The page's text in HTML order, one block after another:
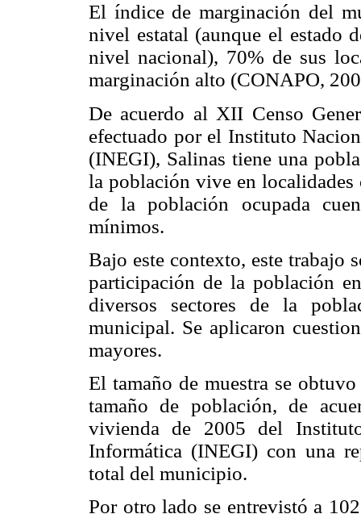
El índice de marginación del
nivel estatal (aunque el estado
nivel nacional), 70% de sus
marginación alto (CONAPO,
De acuerdo al XII Censo
efectuado por el Instituto
(INEGI), Salinas tiene una
la población vive en
de la población ocupada
mínimos.
Bajo este contexto, este trabajo
participación de la población
diversos sectores de la
municipal. Se aplicaron
mayores.
El tamaño de muestra se
tamaño de población, de
vivienda de 2005 del
Informática (INEGI) con una
total del municipio.
Por otro lado se entrevistó a